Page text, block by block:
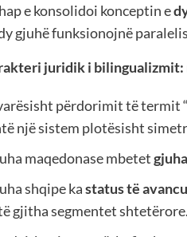
e konsolidoi konceptin e
gjuhë funksionojnë
juridik i bilingualizmit:
përdorimit të termit
një sistem plotësisht
maqedonase mbetet
shqipe kastatus të
gjitha segmentet shtetërore.